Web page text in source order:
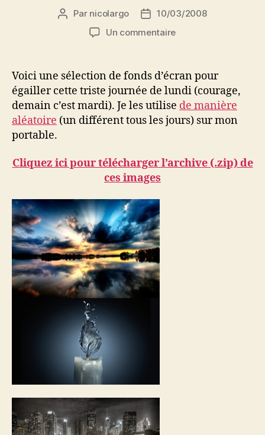
Auteur
l’article
Par nicolargo
Date10/03/2008
Un commentairesur
d’écran
Voici une sélection de fonds d’écran pour
égailler cette triste journée de lundi (courage,
demain c’est mardi). Je les utilise de manière
aléatoire (un différent tous les jours) sur mon
portable.
Cliquez ici pour télécharger l’archive (.zip) de
ces images